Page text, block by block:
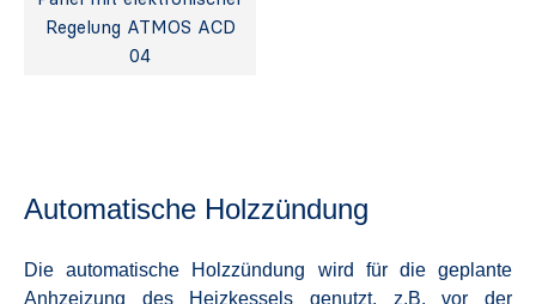
Regelung ATMOS ACD
04
Automatische Holzzündung
Die automatische Holzzündung wird für die geplante
Anhzeizung des Heizkessels genutzt, z.B. vor der